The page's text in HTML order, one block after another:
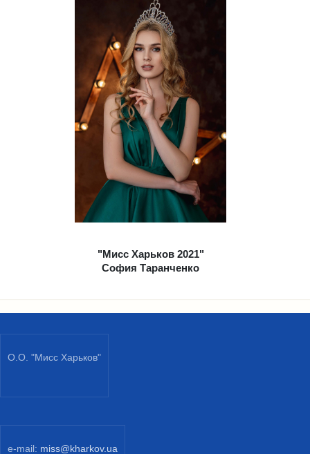
"Мисс Харьков 2021"
София Таранченко
О.О. "Мисс Харьков"
e-mail: miss@kharkov.ua